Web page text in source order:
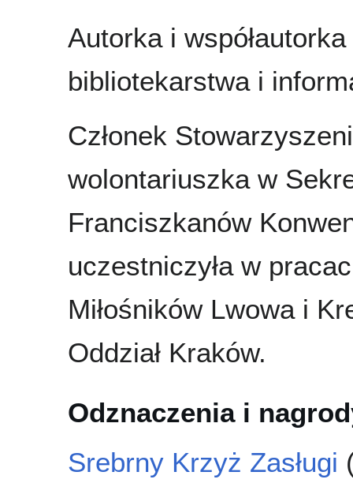
Autorka i
bibliotekarstwa i
Członek
wolontariuszka w
Franciszkanów
uczestniczyła w
Miłośników Lwowa i
Oddział Kraków.
Odznaczenia i
Srebrny Krzyż Zasługi